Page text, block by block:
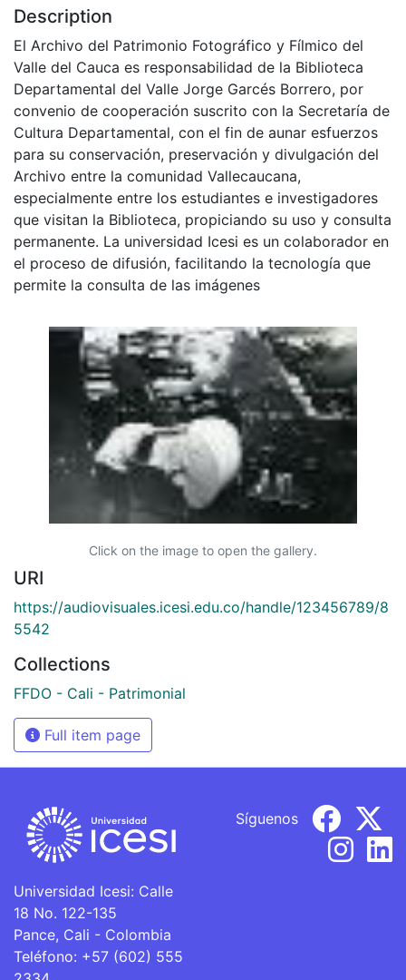
Description
El Archivo del Patrimonio Fotográfico y Fílmico del
Valle del Cauca es responsabilidad de la Biblioteca
Departamental del Valle Jorge Garcés Borrero, por
convenio de cooperación suscrito con la Secretaría de
Cultura Departamental, con el fin de aunar esfuerzos
para su conservación, preservación y divulgación del
Archivo entre la comunidad Vallecaucana,
especialmente entre los estudiantes e investigadores
que visitan la Biblioteca, propiciando su uso y consulta
permanente. La universidad Icesi es un colaborador en
el proceso de difusión, facilitando la tecnología que
permite la consulta de las imágenes
Click on the image to open the gallery.
URI
https://audiovisuales.icesi.edu.co/handle/123456789/8
5542
Collections
FFDO - Cali - Patrimonial
Full item page
Universidad Icesi: Calle
18 No. 122-135
Pance, Cali - Colombia
Teléfono: +57 (602) 555
Síguenos